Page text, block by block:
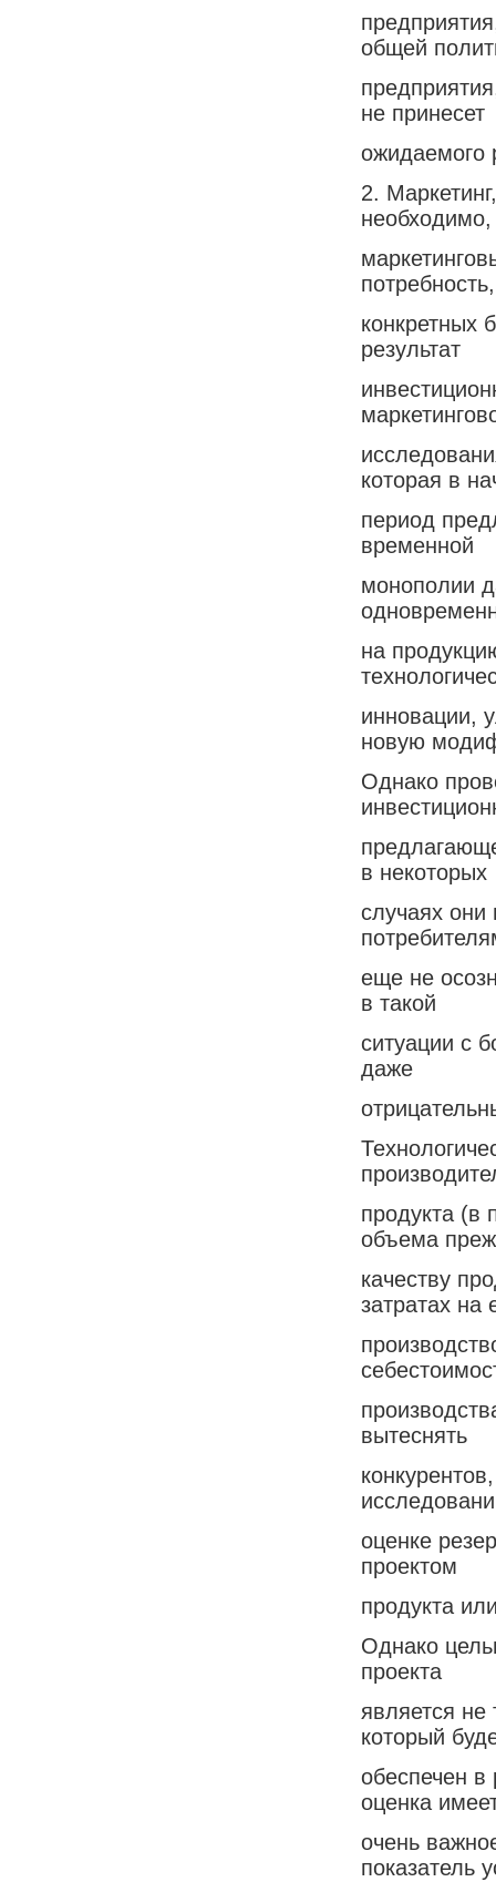
общей
не принесет
ожидаемого
2.
конкретных
результат
которая в
период
временной
монополии
на
инновации,
новую
Однако
в некоторых
случаях они
еще не
в такой
ситуации с
даже
продукта (в
объема
качеству
затратах на
вытеснять
оценке
проектом
продукта
Однако
проекта
является
который
обеспечен в
оценка
очень
показатель